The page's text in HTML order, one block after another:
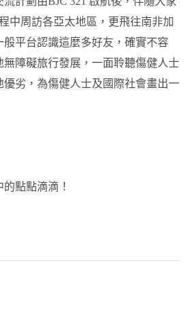
中周訪各亞太地區，更飛往南非加
平台認識這麼多好友，確實不容
障礙旅行發展，一面聆聽傷健人士
優劣，為傷健人士及國際社會畫出一
點點滴滴！